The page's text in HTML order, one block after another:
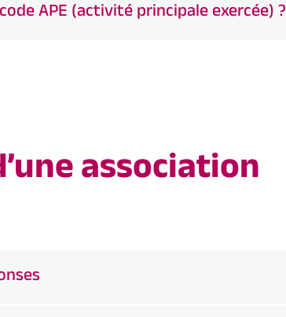
APE (activité principale exercée) ?
association